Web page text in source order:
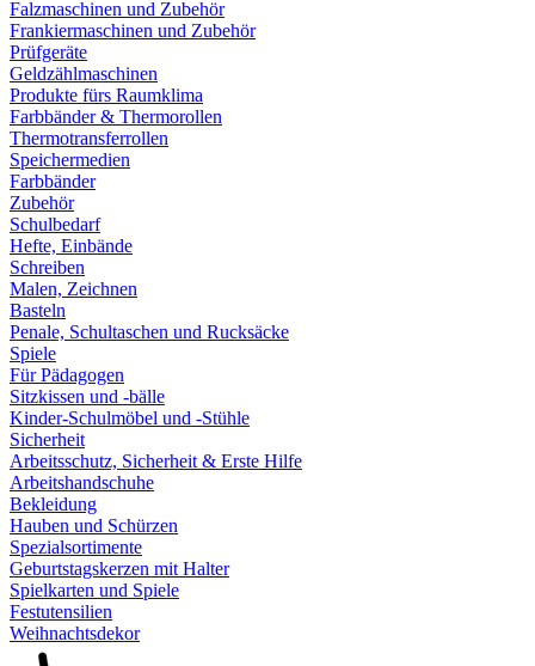
Falzmaschinen und Zubehör
Frankiermaschinen und Zubehör
Prüfgeräte
Geldzählmaschinen
Produkte fürs Raumklima
Farbbänder & Thermorollen
Thermotransferrollen
Speichermedien
Farbbänder
Zubehör
Schulbedarf
Hefte, Einbände
Schreiben
Malen, Zeichnen
Basteln
Penale, Schultaschen und Rucksäcke
Spiele
Für Pädagogen
Sitzkissen und -bälle
Kinder-Schulmöbel und -Stühle
Sicherheit
Arbeitsschutz, Sicherheit & Erste Hilfe
Arbeitshandschuhe
Bekleidung
Hauben und Schürzen
Spezialsortimente
Geburtstagskerzen mit Halter
Spielkarten und Spiele
Festutensilien
Weihnachtsdekor